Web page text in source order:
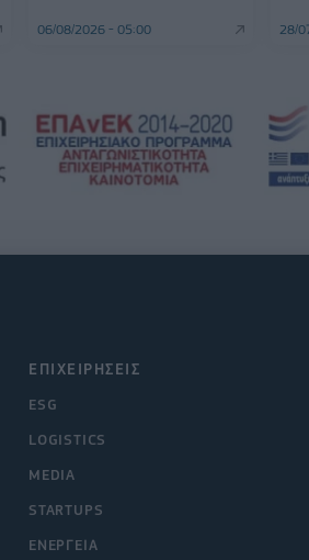
06/08/2026 - 05:00 28/
ΕΠΙΧΕΙΡΗΣΕΙΣ
ESG
LOGISTICS
MEDIA
STARTUPS
ΕΝΕΡΓΕΙΑ